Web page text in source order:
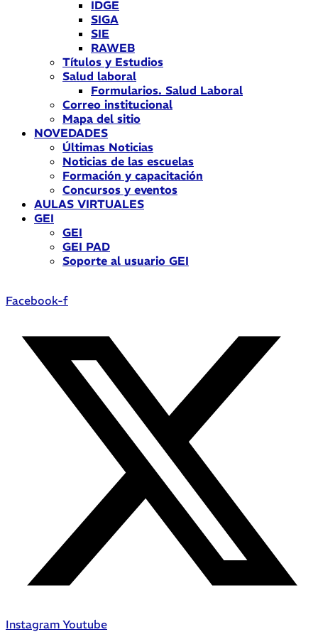
IDGE
SIGA
SIE
RAWEB
Títulos y Estudios
Salud laboral
Formularios. Salud Laboral
Correo institucional
Mapa del sitio
NOVEDADES
Últimas Noticias
Noticias de las escuelas
Formación y capacitación
Concursos y eventos
AULAS VIRTUALES
GEI
GEI
GEI PAD
Soporte al usuario GEI
Facebook-f
Instagram Youtube